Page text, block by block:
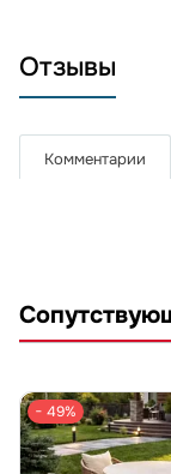
Отзывы
Комментарии
− 49%